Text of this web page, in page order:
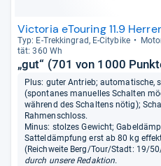
Victoria eTouring 11.9
Typ: E-​Trek­kin­grad, E-​City­bike
tät: 360 Wh
„gut“ (701 von 1000
Plus: guter Antrieb; automatische,
(spontanes manuelles Schalten
während des Schaltens nötig);
Rahmenschloss.
Minus: stolzes Gewicht;
Satteldämpfung erst ab 80 kg
(Reichweite Berg/Tour/Stadt: 19/
durch unsere Redaktion.